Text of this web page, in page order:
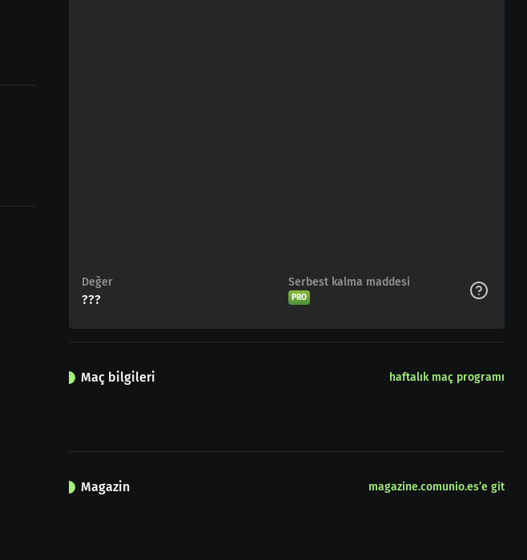
Değer
???
Serbest kalma maddesi
PRO
Maç bilgileri haftalık maç programı
Magazin magazine.comunio.es’e git